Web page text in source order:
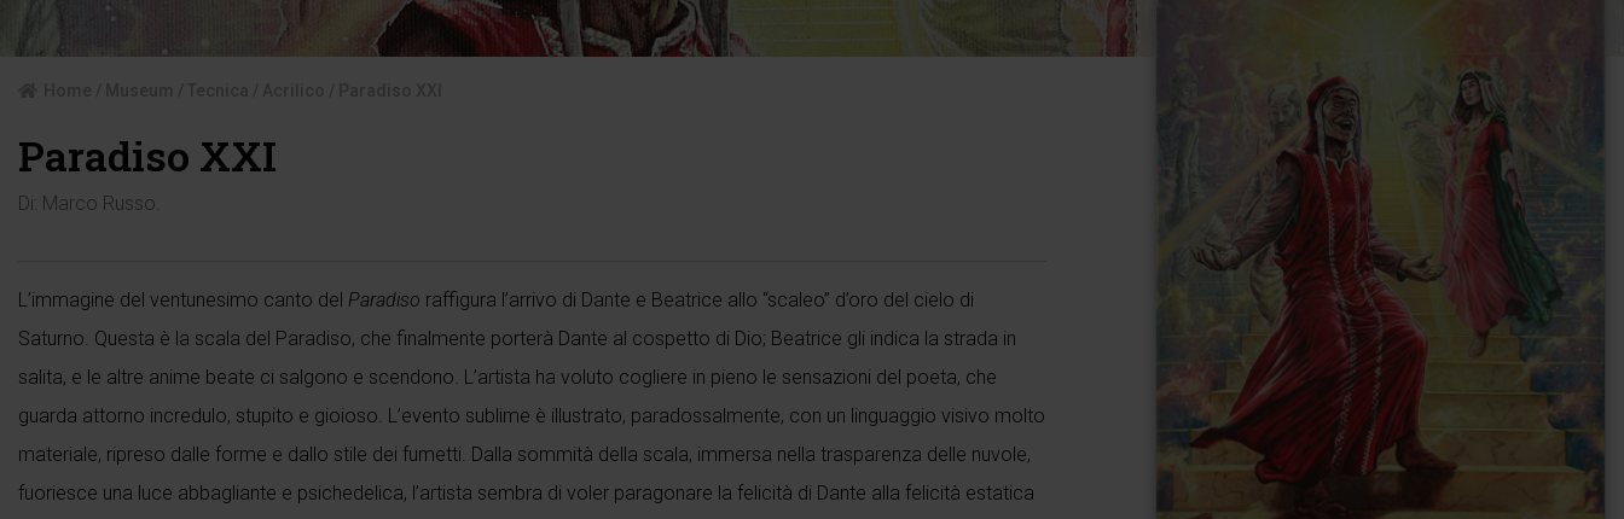
Paradiso XXI
Di: Marco Russo
L’immagine del ventunesimo canto del Paradiso raffigura l’arrivo di Dante e Beatrice allo “scaleo” d’oro del cielo di
Saturno. Questa è la scala del Paradiso, che finalmente porterà Dante al cospetto di Dio; Beatrice gli indica la strada in
salita, e le altre anime beate ci salgono e scendono. L’artista ha voluto cogliere in pieno le sensazioni del poeta, che
guarda attorno incredulo, stupito e gioioso. L’evento sublime è illustrato, paradossalmente, con un linguaggio visivo molto
materiale, ripreso dalle forme e dallo stile dei fumetti. Dalla sommità della scala, immersa nella trasparenza delle nuvole,
fuoriesce una luce abbagliante e psichedelica, l’artista sembra di voler paragonare la felicità di Dante alla felicità estatica